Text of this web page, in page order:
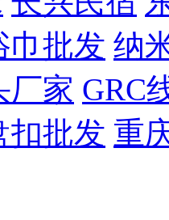
巾批发 纳
厂家 GRC
扣批发 重